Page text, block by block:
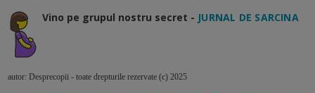
Vino pe grupul nostru secret - JURNAL DE SARCINA
autor: Desprecopii - toate drepturile rezervate (c) 2025